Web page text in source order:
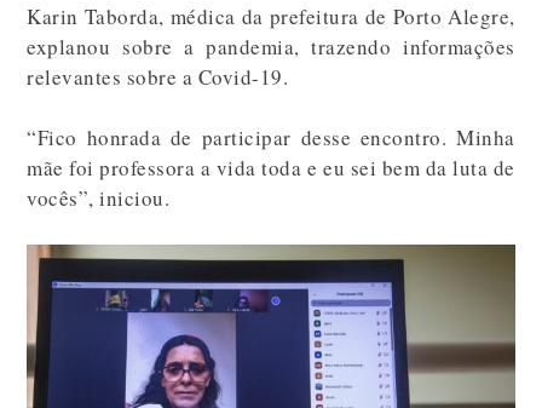
Karin Taborda, médica da prefeitura de Porto Alegre,
explanou sobre a pandemia, trazendo informações
relevantes sobre a Covid-19.
“Fico honrada de participar desse encontro. Minha
mãe foi professora a vida toda e eu sei bem da luta de
vocês”, iniciou.